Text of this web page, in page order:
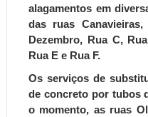
alagamentos em
das ruas
Dezembro, Rua C,
Rua E e Rua F.
Os serviços de
de concreto por tubos
o momento, as ruas